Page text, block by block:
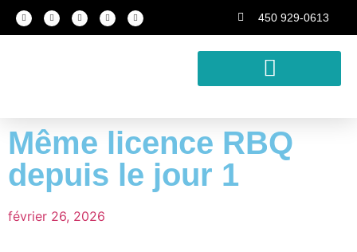
450 929-0613
Même licence RBQ
depuis le jour 1
février 26, 2026